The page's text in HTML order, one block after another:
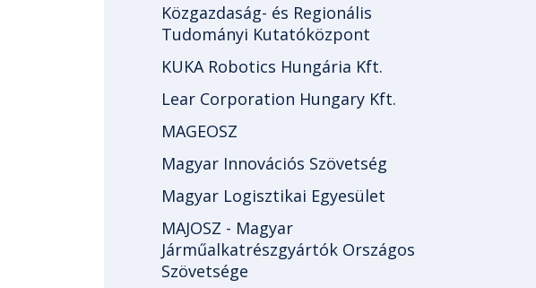
Közgazdaság- és Regionális
Tudományi Kutatóközpont
KUKA Robotics Hungária Kft.
Lear Corporation Hungary Kft.
MAGEOSZ
Magyar Innovációs Szövetség
Magyar Logisztikai Egyesület
MAJOSZ - Magyar
Járműalkatrészgyártók Országos
Szövetsége